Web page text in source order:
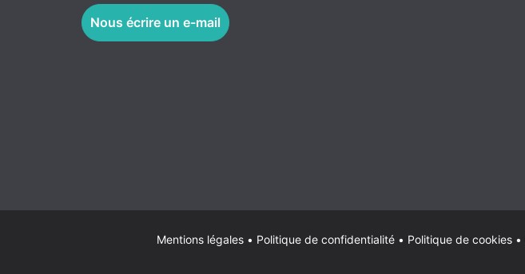
Nous écrire un e-mail
Mentions légales • Politique de confidentialité • Politique de cookies •